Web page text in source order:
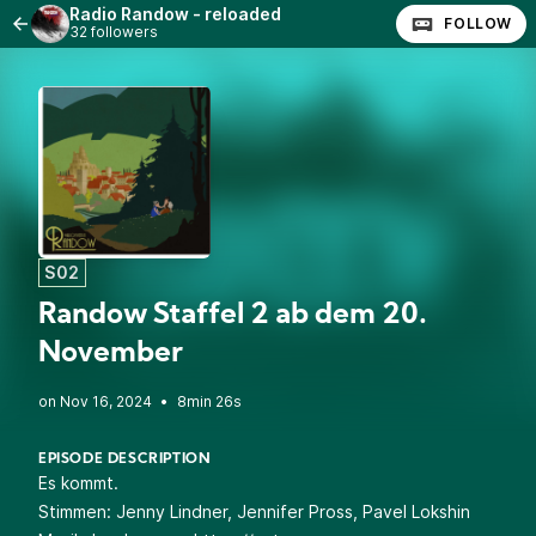
Radio Randow - reloaded
32 followers FOLLOW
S02
Randow Staffel 2 ab dem 20.
November
• 8min 26s
EPISODE DESCRIPTION
Es kommt.
Stimmen: Jenny Lindner, Jennifer Pross, Pavel Lokshin